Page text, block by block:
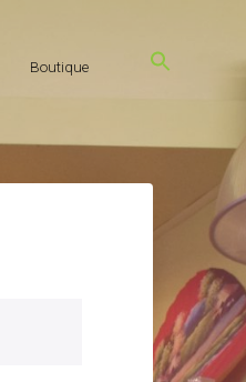
Boutique